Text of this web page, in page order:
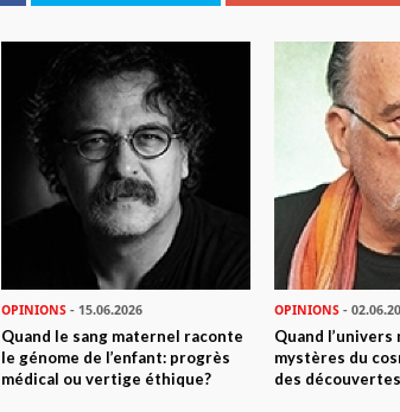
OPINIONS - 15.06.2026
Quand le sang maternel raconte
le génome de l’enfant: progrès
médical ou vertige éthique?
OPINIONS-
Quand
mystères du
des